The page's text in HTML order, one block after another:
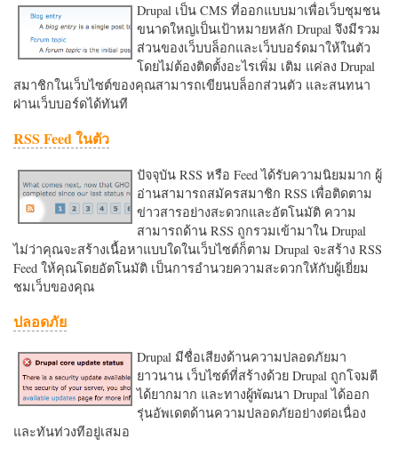
Drupal เป็น CMS ที่ออกแบบมาเพื่อเว็บชุมชน
ขนาดใหญ่เป็นเป้าหมายหลัก Drupal จึงมีรวม
ส่วนของเว็บบล็อกและเว็บบอร์ดมาให้ในตัว
โดยไม่ต้องติดตั้งอะไรเพิ่ม เติม แค่ลง Drupal
สมาชิกในเว็บไซต์ของคุณสามารถเขียนบล็อกส่วนตัว และสนทนา
ผ่านเว็บบอร์ดได้ทันที
RSS Feed ในตัว
ปัจจุบัน RSS หรือ Feed ได้รับความนิยมมาก ผู้
อ่านสามารถสมัครสมาชิก RSS เพื่อติดตาม
ข่าวสารอย่างสะดวกและอัตโนมัติ ความ
สามารถด้าน RSS ถูกรวมเข้ามาใน Drupal
ไม่ว่าคุณจะสร้างเนื้อหาแบบใดในเว็บไซต์ก็ตาม Drupal จะสร้าง RSS
Feed ให้คุณโดยอัตโนมัติ เป็นการอำนวยความสะดวกใหักับผู้เยี่ยม
ชมเว็บของคุณ
ปลอดภัย
Drupal มีชื่อเสียงด้านความปลอดภัยมา
ยาวนาน เว็บไซต์ที่สร้างด้วย Drupal ถูกโจมตี
ได้ยากมาก และทางผู้พัฒนา Drupal ได้ออก
รุ่นอัพเดตด้านความปลอดภัยอย่างต่อเนื่อง
และทันท่วงทีอยู่เสมอ